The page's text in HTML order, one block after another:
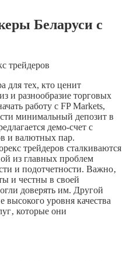
Беларуси с
для тех, кто ценит
и разнообразие торговых
работу с FP Markets,
минимальный депозит в
демо-счет с
и валютных пар.
трейдеров сталкиваются
из главных проблем
и подотчетности. Важно‚
и честны в своей
доверять им. Другой
высокого уровня качества
которые они